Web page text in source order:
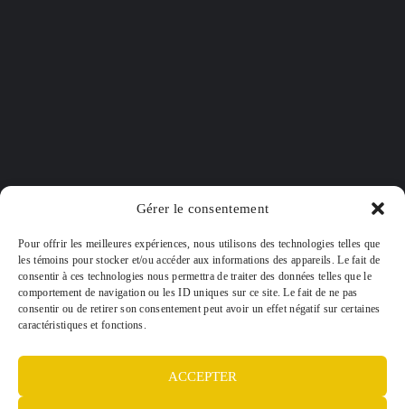
Gérer le consentement
Pour offrir les meilleures expériences, nous utilisons des technologies telles que
les témoins pour stocker et/ou accéder aux informations des appareils. Le fait de
consentir à ces technologies nous permettra de traiter des données telles que le
comportement de navigation ou les ID uniques sur ce site. Le fait de ne pas
consentir ou de retirer son consentement peut avoir un effet négatif sur certaines
caractéristiques et fonctions.
ACCEPTER
6360 Rue Jean-Talon E, Saint-Léonard,
QC, H1S 1M8, bureau 210
514-643-1675
info@aspissecurite.ca